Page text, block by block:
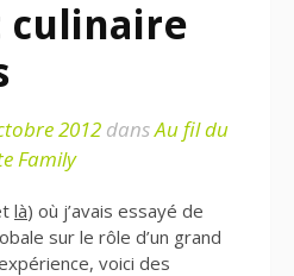
culinaire
2012 dansAu fil du
Family
là) où j’avais essayé de
sur le rôle d’un grand
voici des